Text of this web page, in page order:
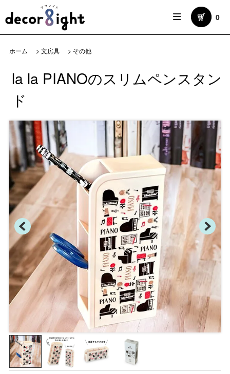
0
ホーム >文房具 > その他
la la PIANOのスリムペンスタン
ド